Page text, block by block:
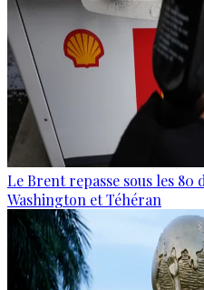
Le Brent repasse sous les
Washington et Téhéran